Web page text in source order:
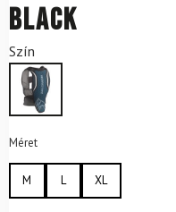
Black
Szín
Méret
M L XL